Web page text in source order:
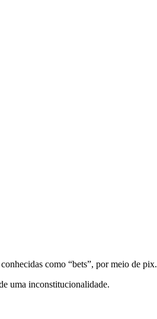
conhecidas como “bets”, por meio de pix.
uma inconstitucionalidade.